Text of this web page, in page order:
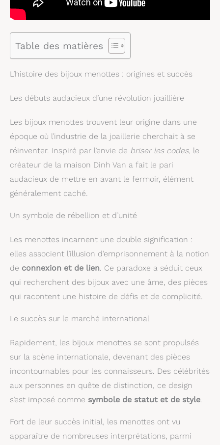
Table des matières
L’histoire des bijoux menottes : origines et succès
Les débuts audacieux d’une révolution joaillière
Les bijoux menottes trouvent leur origine dans une
époque où l’industrie de la joaillerie cherchait à se
réinventer. Inspiré par l’envie de briser les codes, le
créateur de la maison Dinh Van a fait le pari
audacieux de mettre en avant le fermoir, élément
généralement caché.
Un symbole de rébellion et d’unité
Les menottes incarnent une double signification :
elles associent l’illusion d’emprisonnement à la notion
de connexion et de lien. Ce paradoxe a séduit ceux
qui recherchent des bijoux avec une âme, des pièces
qui racontent une histoire de défis et de complicité.
Le succès sur le marché international
Rapidement, les bijoux menottes se sont propulsés
sur la scène internationale, devenant des pièces
incontournables pour les connaisseurs. Des célébrités
aux personnes en quête de distinction, ce design
s’est imposé comme symbole de statut et de style.
Fort de leur succès initial, les menottes ont vu
apparaître de nombreuses interprétations, parmi